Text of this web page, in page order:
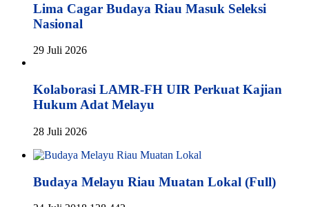
Lima Cagar Budaya Riau Masuk Seleksi
Nasional
29 Juli 2026
Kolaborasi LAMR-FH UIR Perkuat Kajian
Hukum Adat Melayu
28 Juli 2026
Budaya Melayu Riau Muatan Lokal (Full)